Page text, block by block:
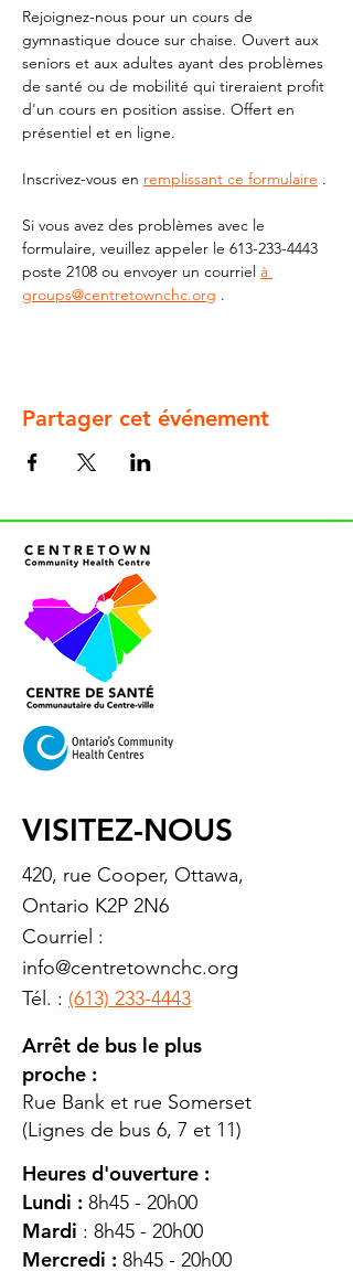
Rejoignez-nous pour un cours de
gymnastique douce sur chaise. Ouvert aux
seniors et aux adultes ayant des problèmes
de santé ou de mobilité qui tireraient profit
d'un cours en position assise. Offert en
présentiel et en ligne.
Inscrivez-vous en remplissant ce formulaire .
Si vous avez des problèmes avec le
formulaire, veuillez appeler le 613-233-4443
poste 2108 ou envoyer un courriel à
groups@centretownchc.org .
Partager cet événement
VISITEZ-NOUS
420, rue Cooper, Ottawa,
Ontario K2P 2N6
Courriel :
info@centretownchc.org
Tél. : (613) 233-4443
Arrêt de bus le plus
proche :
Rue Bank et rue Somerset
(Lignes de bus 6, 7 et 11)
Heures d'ouverture :
Lundi : 8h45 - 20h00
Mardi : 8h45 - 20h00
Mercredi : 8h45 - 20h00